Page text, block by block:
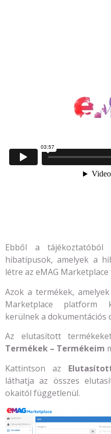
Ebből a
hibatípusok, amelyek a
létre az eMAG
Azok a termékek,
Marketplace platform
kerülnek a dokumentációs
Az elutasított
Termékek – Termékeim
Kattintson az
láthatja az összes
okaitól függetlenül.